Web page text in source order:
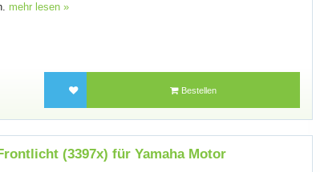
mehr lesen »
Bestellen
(3397x) für Yamaha Motor